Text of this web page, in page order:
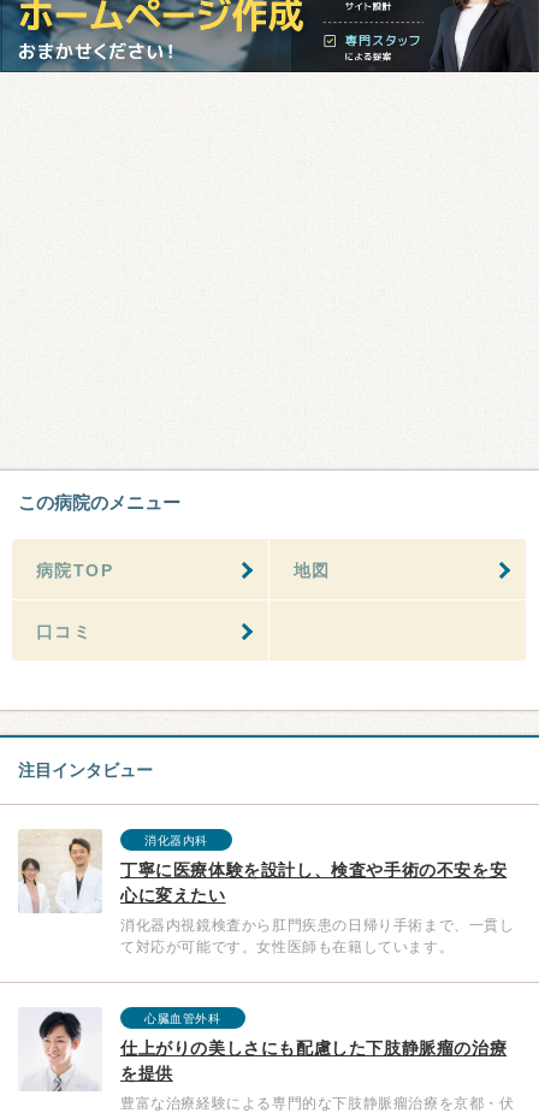
この病院のメニュー
病院TOP 地図
口コミ
注目インタビュー
消化器内科
丁寧に医療体験を設計し、検査や手術の不安を安
心に変えたい
消化器内視鏡検査から肛門疾患の日帰り手術まで、一貫し
て対応が可能です。女性医師も在籍しています。
心臓血管外科
仕上がりの美しさにも配慮した下肢静脈瘤の治療
を提供
豊富な治療経験による専門的な下肢静脈瘤治療を京都・伏